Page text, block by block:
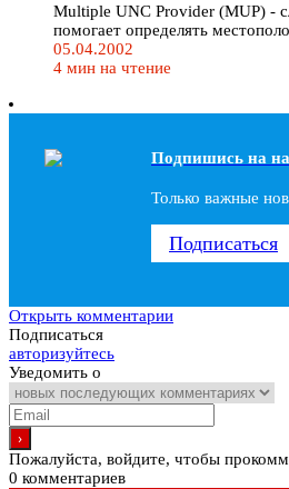
Multiple UNC Provider (MUP) -
помогает определять
05.04.2002
4 мин на чтение
Подпишись на
Только важные
Подписаться
Открыть комментарии
Подписаться
авторизуйтесь
Уведомить о
Пожалуйста, войдите, чтобы
0 комментариев